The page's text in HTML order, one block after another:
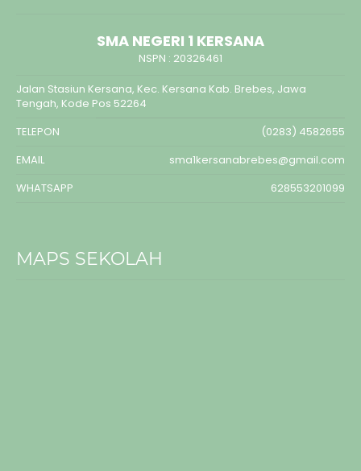
SMA NEGERI 1 KERSANA
NSPN : 20326461
Jalan Stasiun Kersana, Kec. Kersana Kab. Brebes, Jawa
Tengah, Kode Pos 52264
TELEPON
(0283) 4582655
EMAIL
sma1kersanabrebes@gmail.com
WHATSAPP
628553201099
MAPS SEKOLAH